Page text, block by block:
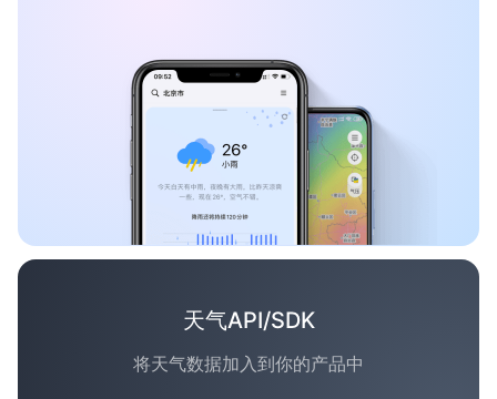
天气API/SDK
将天气数据加入到你的产品中